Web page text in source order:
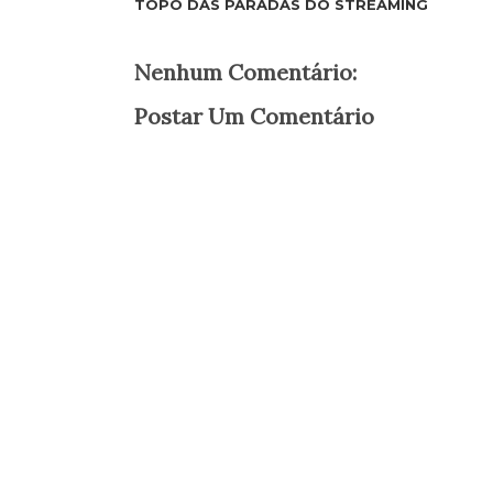
TOPO DAS PARADAS DO STREAMING
Nenhum Comentário:
Postar Um Comentário